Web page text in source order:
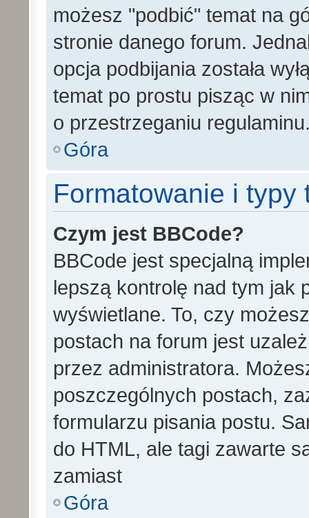
możesz "podbić" temat na
stronie danego forum.
opcja podbijania została
temat po prostu pisząc w
o przestrzeganiu
Góra
Formatowanie i typy
Czym jest BBCode?
BBCode jest specjalną
lepszą kontrolę nad tym jak
wyświetlane. To, czy
postach na forum jest
przez administratora.
poszczególnych postach,
formularzu pisania postu.
do HTML, ale tagi zawarte
zamiast
Góra